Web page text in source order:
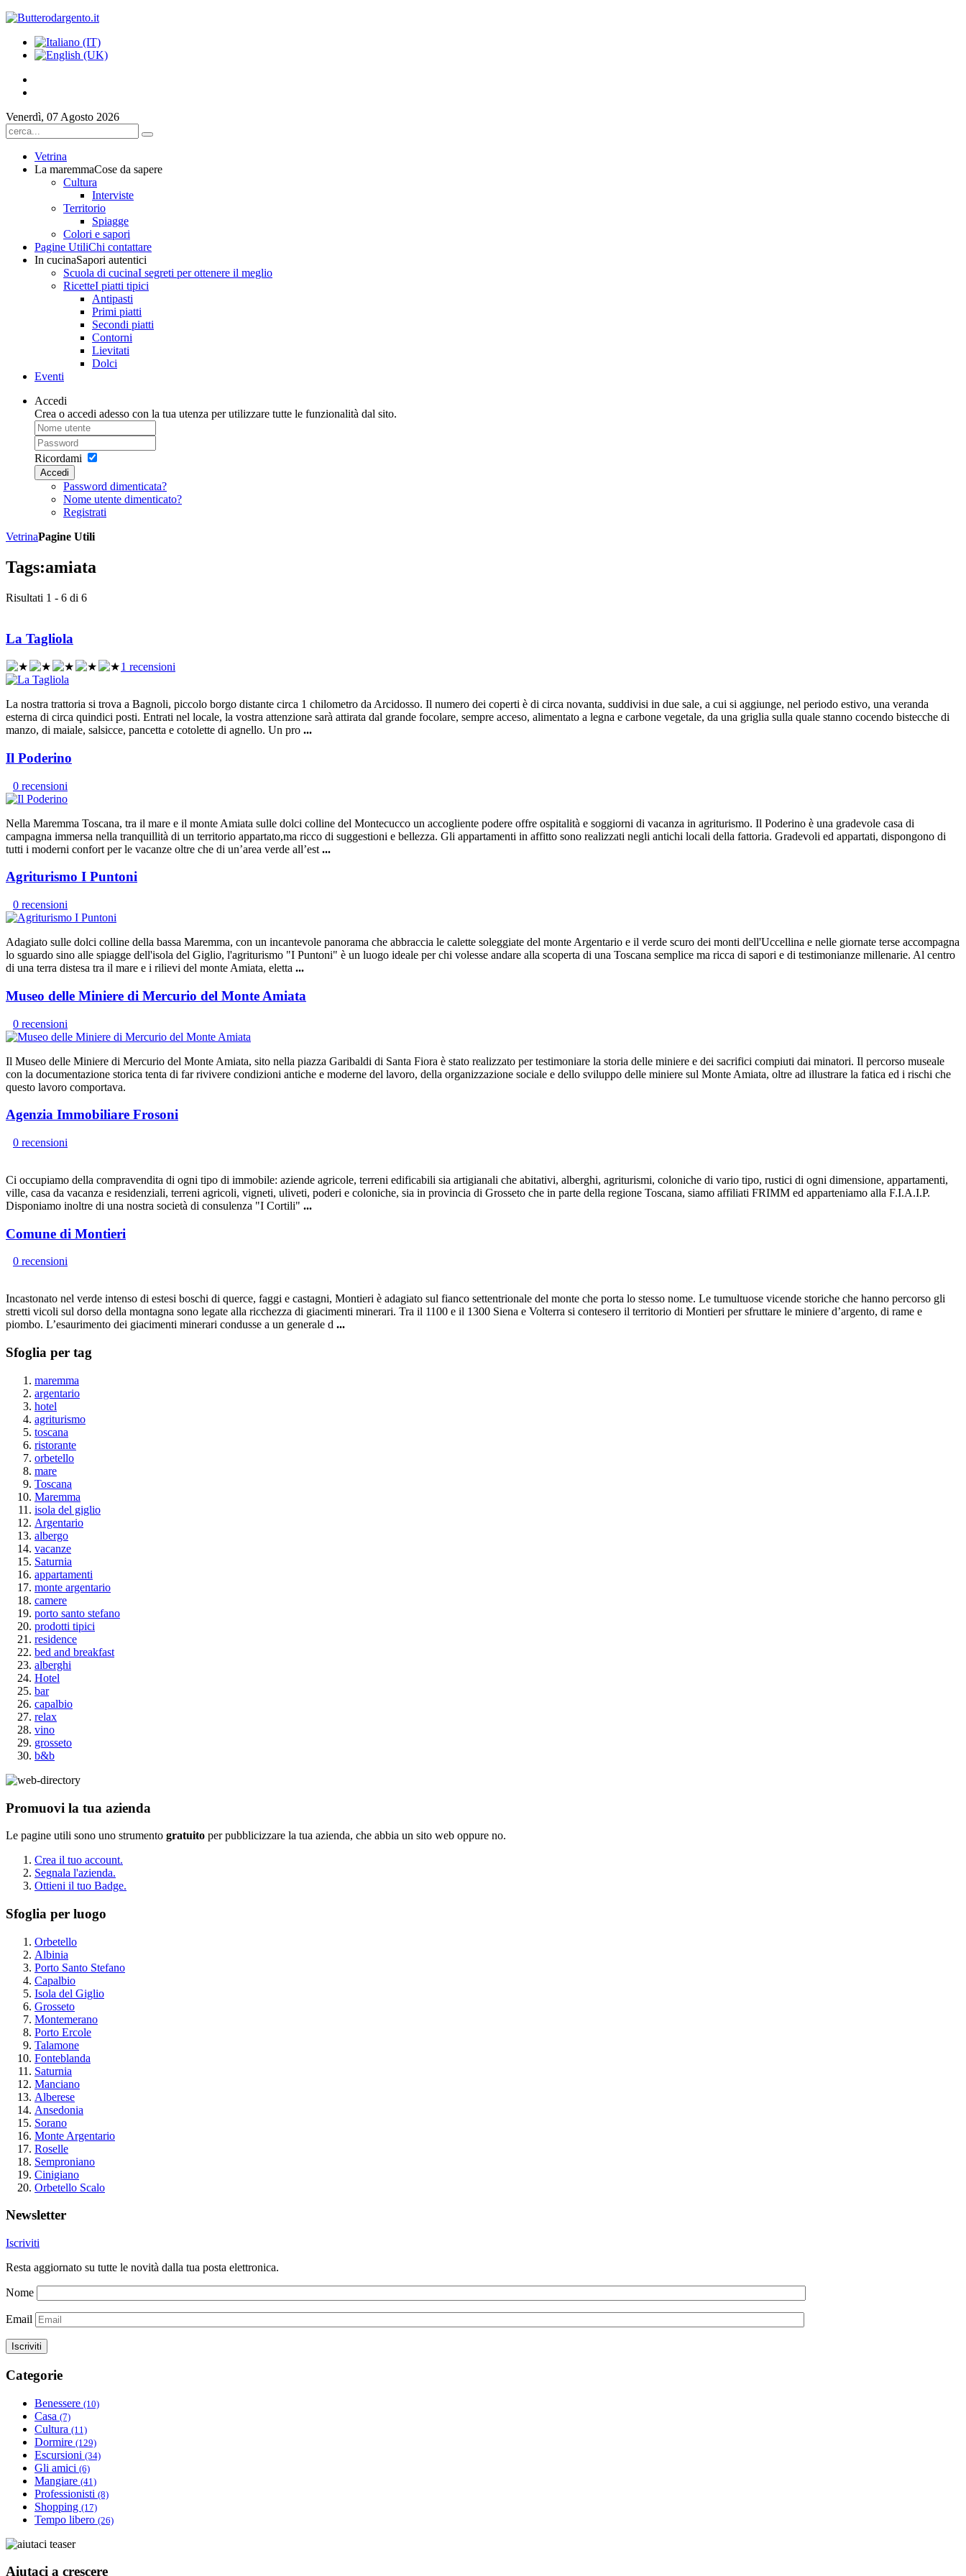
Venerdì, 07 Agosto 2026
Vetrina
La maremmaCose da sapere
Cultura
Interviste
Territorio
Spiagge
Colori e sapori
Pagine UtiliChi contattare
In cucinaSapori autentici
Scuola di cucinaI segreti per ottenere il meglio
RicetteI piatti tipici
Antipasti
Primi piatti
Secondi piatti
Contorni
Lievitati
Dolci
Eventi
Accedi
Crea o accedi adesso con la tua utenza per utilizzare tutte le funzionalità dal sito.
Ricordami
Accedi
Password dimenticata?
Nome utente dimenticato?
Registrati
VetrinaPagine Utili
Tags:amiata
Risultati 1 - 6 di 6
La Tagliola
1 recensioni
La nostra trattoria si trova a Bagnoli, piccolo borgo distante circa 1 chilometro da Arcidosso. Il numero dei coperti è di circa novanta, suddivisi in due sale, a cui si aggiunge, nel periodo estivo, una veranda
esterna di circa quindici posti. Entrati nel locale, la vostra attenzione sarà attirata dal grande focolare, sempre acceso, alimentato a legna e carbone vegetale, da una griglia sulla quale stanno cocendo bistecche di
manzo, di maiale, salsicce, pancetta e cotolette di agnello. Un pro ...
Il Poderino
0 recensioni
Nella Maremma Toscana, tra il mare e il monte Amiata sulle dolci colline del Montecucco un accogliente podere offre ospitalità e soggiorni di vacanza in agriturismo. Il Poderino è una gradevole casa di
campagna immersa nella tranquillità di un territorio appartato,ma ricco di suggestioni e bellezza. Gli appartamenti in affitto sono realizzati negli antichi locali della fattoria. Gradevoli ed appartati, dispongono di
tutti i moderni confort per le vacanze oltre che di un’area verde all’est ...
Agriturismo I Puntoni
0 recensioni
Adagiato sulle dolci colline della bassa Maremma, con un incantevole panorama che abbraccia le calette soleggiate del monte Argentario e il verde scuro dei monti dell'Uccellina e nelle giornate terse accompagna
lo sguardo sino alle spiagge dell'isola del Giglio, l'agriturismo "I Puntoni" è un luogo ideale per chi volesse andare alla scoperta di una Toscana semplice ma ricca di sapori e di testimonianze millenarie. Al centro
di una terra distesa tra il mare e i rilievi del monte Amiata, eletta ...
Museo delle Miniere di Mercurio del Monte Amiata
0 recensioni
Il Museo delle Miniere di Mercurio del Monte Amiata, sito nella piazza Garibaldi di Santa Fiora è stato realizzato per testimoniare la storia delle miniere e dei sacrifici compiuti dai minatori. Il percorso museale
con la documentazione storica tenta di far rivivere condizioni antiche e moderne del lavoro, della organizzazione sociale e dello sviluppo delle miniere sul Monte Amiata, oltre ad illustrare la fatica ed i rischi che
questo lavoro comportava.
Agenzia Immobiliare Frosoni
0 recensioni
Ci occupiamo della compravendita di ogni tipo di immobile: aziende agricole, terreni edificabili sia artigianali che abitativi, alberghi, agriturismi, coloniche di vario tipo, rustici di ogni dimensione, appartamenti,
ville, casa da vacanza e residenziali, terreni agricoli, vigneti, uliveti, poderi e coloniche, sia in provincia di Grosseto che in parte della regione Toscana, siamo affiliati FRIMM ed apparteniamo alla F.I.A.I.P.
Disponiamo inoltre di una nostra società di consulenza "I Cortili" ...
Comune di Montieri
0 recensioni
Incastonato nel verde intenso di estesi boschi di querce, faggi e castagni, Montieri è adagiato sul fianco settentrionale del monte che porta lo stesso nome. Le tumultuose vicende storiche che hanno percorso gli
stretti vicoli sul dorso della montagna sono legate alla ricchezza di giacimenti minerari. Tra il 1100 e il 1300 Siena e Volterra si contesero il territorio di Montieri per sfruttare le miniere d’argento, di rame e
piombo. L’esaurimento dei giacimenti minerari condusse a un generale d ...
Sfoglia per tag
maremma
argentario
hotel
agriturismo
toscana
ristorante
orbetello
mare
Toscana
Maremma
isola del giglio
Argentario
albergo
vacanze
Saturnia
appartamenti
monte argentario
camere
porto santo stefano
prodotti tipici
residence
bed and breakfast
alberghi
Hotel
bar
capalbio
relax
vino
grosseto
b&b
Promuovi la tua azienda
Le pagine utili sono uno strumento gratuito per pubblicizzare la tua azienda, che abbia un sito web oppure no.
Crea il tuo account.
Segnala l'azienda.
Ottieni il tuo Badge.
Sfoglia per luogo
Orbetello
Albinia
Porto Santo Stefano
Capalbio
Isola del Giglio
Grosseto
Montemerano
Porto Ercole
Talamone
Fonteblanda
Saturnia
Manciano
Alberese
Ansedonia
Sorano
Monte Argentario
Roselle
Semproniano
Cinigiano
Orbetello Scalo
Newsletter
Iscriviti
Resta aggiornato su tutte le novità dalla tua posta elettronica.
Nome
Email
Categorie
Benessere (10)
Casa (7)
Cultura (11)
Dormire (129)
Escursioni (34)
Gli amici (6)
Mangiare (41)
Professionisti (8)
Shopping (17)
Tempo libero (26)
Aiutaci a crescere